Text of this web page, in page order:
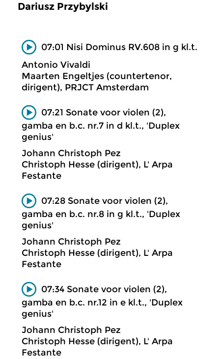
Dariusz Przybylski
07:01 Nisi Dominus RV.608 in g kl.t.
Antonio Vivaldi
Maarten Engeltjes (countertenor,
dirigent), PRJCT Amsterdam
07:21 Sonate voor violen (2),
gamba en b.c. nr.7 in d kl.t., 'Duplex
genius'
Johann Christoph Pez
Christoph Hesse (dirigent), L' Arpa
Festante
07:28 Sonate voor violen (2),
gamba en b.c. nr.8 in g kl.t., 'Duplex
genius'
Johann Christoph Pez
Christoph Hesse (dirigent), L' Arpa
Festante
07:34 Sonate voor violen (2),
gamba en b.c. nr.12 in e kl.t., 'Duplex
genius'
Johann Christoph Pez
Christoph Hesse (dirigent), L' Arpa
Festante